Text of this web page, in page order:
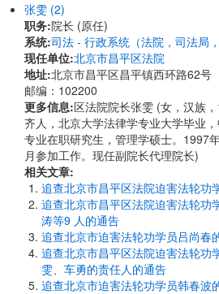
张雯 (2)
职务:院长 (原任)
系统:司法 - 行政系统（法院，司法局
现任单位:北京市昌平区法院
地址:北京市昌平区昌平镇西环路62号
邮编：102200
更多信息:区法院院长张雯 (女，汉族
齐人，北京大学法律学专业大学毕业
专业在职研究生，管理学硕士。1997
月参加工作。现任副院长代理院长)
相关文章:
追查北京市昌平区法院迫害法轮功
追查北京市昌平区法院迫害法轮功
涛等9 人的通告
追查北京市迫害法轮功学员吕尚春
追查北京市昌平区法院迫害法轮功
雯、车勇的责任人的通告
追查北京市迫害法轮功学员韩春波